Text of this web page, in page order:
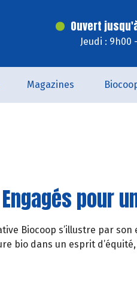
Ouvert
Jeudi : 9h00
Magazines
pour
Biocoop s’illustre par
bio dans un esprit